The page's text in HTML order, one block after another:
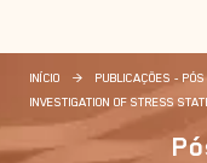
INÍCIO > PUBLICAÇÕES -
INVESTIGATION OF STRESS